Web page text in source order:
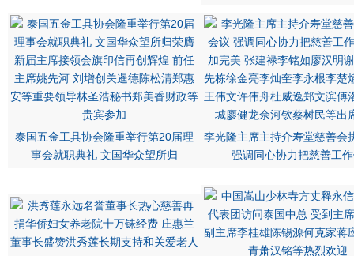
泰国五金工具协会隆重举行第20届理
事会就职典礼 文国华众望所归
李光隆主席主持介寿堂慈善会
强调同心协力把慈善工